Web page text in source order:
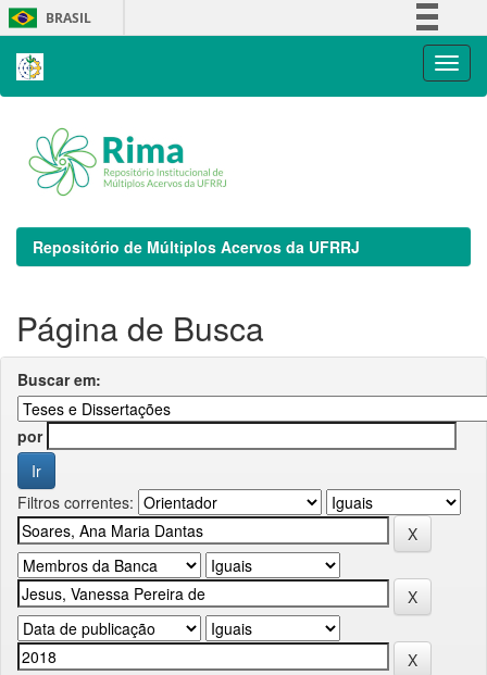
Skip
navigation
BRASIL
Repositório de Múltiplos Acervos da UFRRJ
Página de Busca
Buscar em:
por
Filtros correntes: